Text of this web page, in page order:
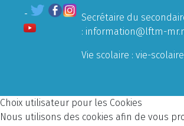
Secrétaire du
: information@lftm-
Vie scolaire : vie-
Choix utilisateur pour les Cookies
Nous utilisons des cookies afin de vous